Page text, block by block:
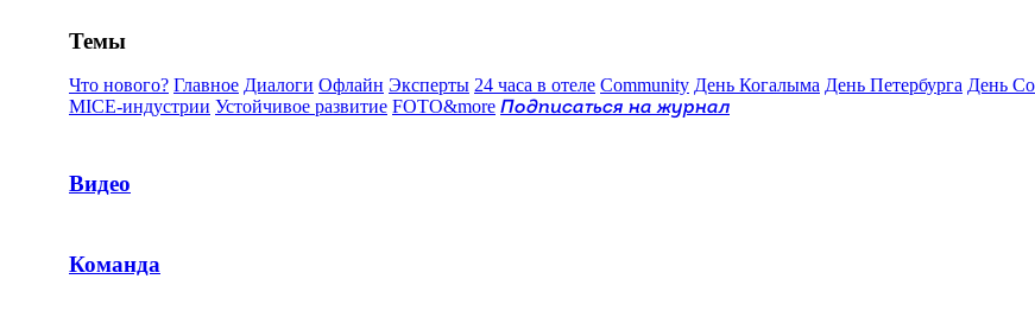
Темы
Что нового? Главное Диалоги Офлайн Эксперты 24 часа в отеле Community День Когалыма День Петербурга День
MICE-индустрии Устойчивое развитие FOTO&more Подписаться на журнал
Видео
Команда